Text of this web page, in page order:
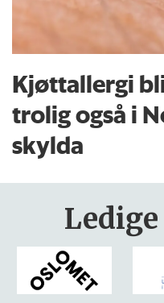
Kjøttallergi
trolig også i
skylda